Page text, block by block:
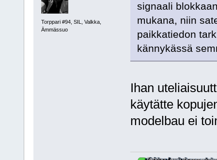
Torppari #94, SIL, Valkka,
Ämmässuo
signaali
mukana, niin
paikkatiedon
kännykässä
Ihan
käytätte
modelbau ei